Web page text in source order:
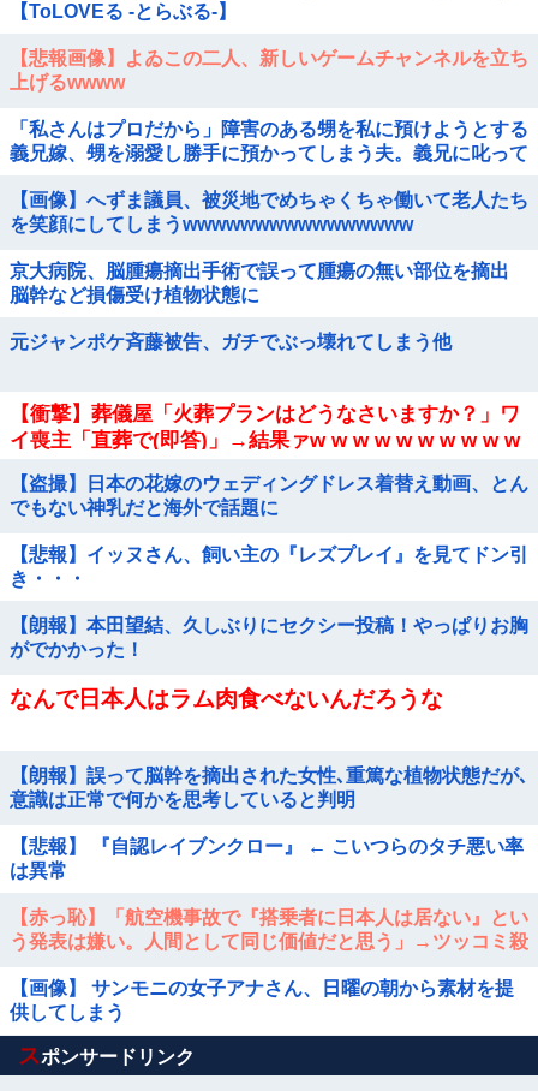
【ToLOVEる -とらぶる-】
【悲報画像】よゐこの二人、新しいゲームチャンネルを立ち
上げるwwww
「私さんはプロだから」障害のある甥を私に預けようとする
義兄嫁、甥を溺愛し勝手に預かってしまう夫。義兄に叱って
な」だって
【画像】へずま議員、被災地でめちゃくちゃ働いて老人たち
を笑顔にしてしまうwwwwwwwwwwwwwwww
京大病院、脳腫瘍摘出手術で誤って腫瘍の無い部位を摘出
脳幹など損傷受け植物状態に
元ジャンポケ斉藤被告、ガチでぶっ壊れてしまう他
【衝撃】葬儀屋「火葬プランはどうなさいますか？」ワ
イ喪主「直葬で(即答)」→結果ァw w w w w w w w w w
【盗撮】日本の花嫁のウェディングドレス着替え動画、とん
でもない神乳だと海外で話題に
【悲報】イッヌさん、飼い主の『レズプレイ』を見てドン引
き・・・
【朗報】本田望結、久しぶりにセクシー投稿！やっぱりお胸
がでかかった！
なんで日本人はラム肉食べないんだろうな
【朗報】誤って脳幹を摘出された女性､重篤な植物状態だが､
意識は正常で何かを思考していると判明
【悲報】 『自認レイブンクロー』 ← こいつらのタチ悪い率
は異常
【赤っ恥】「航空機事故で『搭乗者に日本人は居ない』とい
う発表は嫌い。人間として同じ価値だと思う」→ツッコミ殺
【画像】 サンモニの女子アナさん、日曜の朝から素材を提
供してしまう
Powered by livedoor 相互RSS
スポンサードリンク